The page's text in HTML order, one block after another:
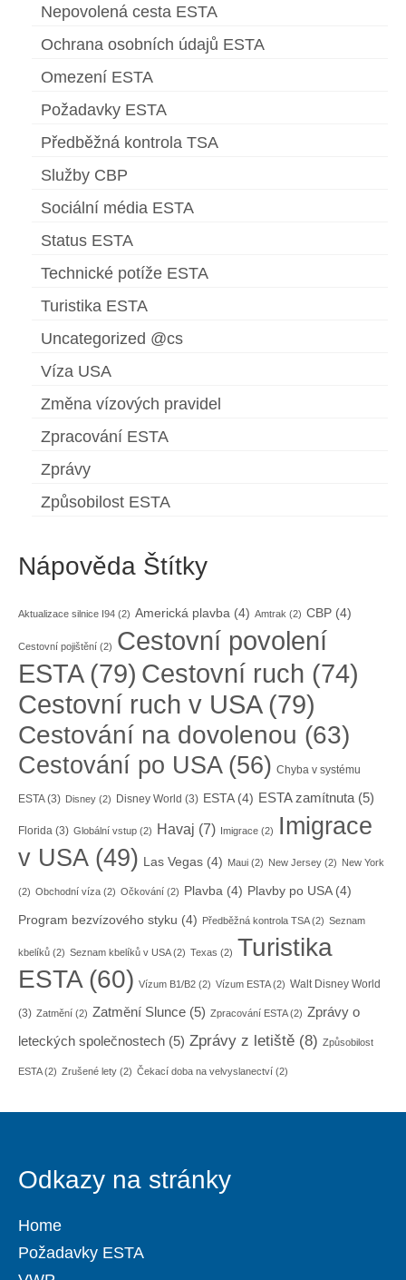
Nepovolená cesta ESTA
Ochrana osobních údajů ESTA
Omezení ESTA
Požadavky ESTA
Předběžná kontrola TSA
Služby CBP
Sociální média ESTA
Status ESTA
Technické potíže ESTA
Turistika ESTA
Uncategorized @cs
Víza USA
Změna vízových pravidel
Zpracování ESTA
Zprávy
Způsobilost ESTA
Nápověda Štítky
Aktualizace silnice I94 (2) Americká plavba (4) Amtrak (2) CBP (4)
Cestovní pojištění (2) Cestovní povolení
ESTA(79) Cestovní ruch (74)
Cestovní ruch v USA(79)
Cestování na dovolenou (63)
Cestování po USA(56) Chyba v systému
ESTA(3) Disney (2) Disney World (3) ESTA(4) ESTA zamítnuta(5)
Florida (3) Globální vstup (2) Havaj (7) Imigrace (2)
Imigrace
v USA(49) Las Vegas (4) Maui (2) New Jersey (2) New York
(2) Obchodní víza (2) Očkování (2) Plavba (4) Plavby po USA(4)
Program bezvízového styku (4) Předběžná kontrola TSA(2) Seznam
kbelíků (2) Seznam kbelíků v USA(2) Texas (2) Turistika
ESTA(60) Vízum B1/B2 (2) Vízum ESTA(2) Walt Disney World
(3) Zatmění (2) Zatmění Slunce (5) Zpracování ESTA(2) Zprávy o
leteckých společnostech (5) Zprávy z letiště (8) Způsobilost
ESTA(2) Zrušené lety (2) Čekací doba na velvyslanectví (2)
Odkazy na stránky
Home
Požadavky ESTA